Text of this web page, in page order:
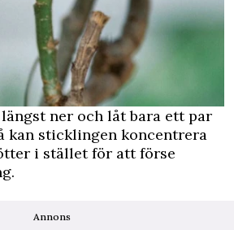
ner och låt bara ett par
kan sticklingen koncentrera
i stället för att förse
Annons